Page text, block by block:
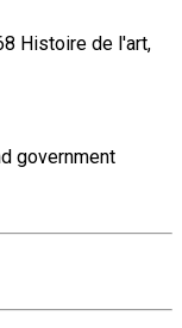
Histoire de l'art,
government